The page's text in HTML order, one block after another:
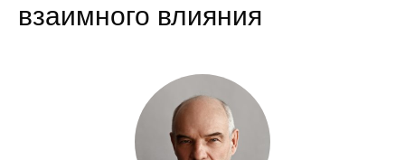
Научные подразделения
Сотрудники
Отчетность
взаимного влияния